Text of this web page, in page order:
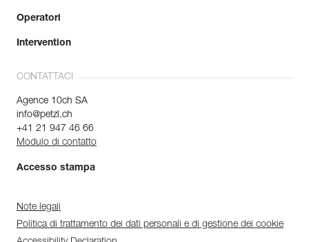
Operatori
Intervention
CONTATTACI
Agence 10ch SA
info@petzl.ch
+41 21 947 46 66
Modulo di contatto
Accesso stampa
Note legali
Politica di trattamento dei dati personali e di gestione dei cookie